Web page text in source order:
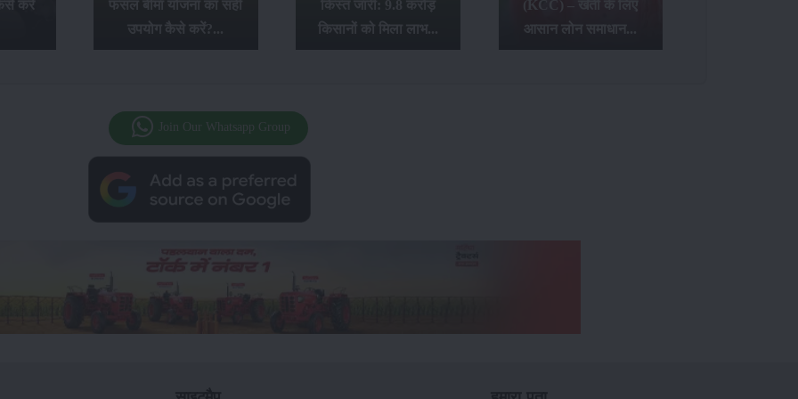
करें
फसल बीमा योजना का सही
उपयोग कैसे करें?...
किस्त जारी: 9.8 करोड़
किसानों को मिला लाभ...
(KCC) – खेती के लिए
आसान लोन समाधान...
Join Our Whatsapp Group